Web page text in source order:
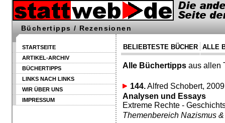
Büchertipps / Rezensionen
BELIEBTESTE BÜCHER ALLE
Alle Büchertippsaus allen
144.Alfred Schobert,
Analysen und Essays
Extreme Rechte -
Themenbereich Nazismus
STARTSEITE
ARTIKEL-ARCHIV
BÜCHERTIPPS
LINKS NACH LINKS
WIR ÜBER UNS
IMPRESSUM